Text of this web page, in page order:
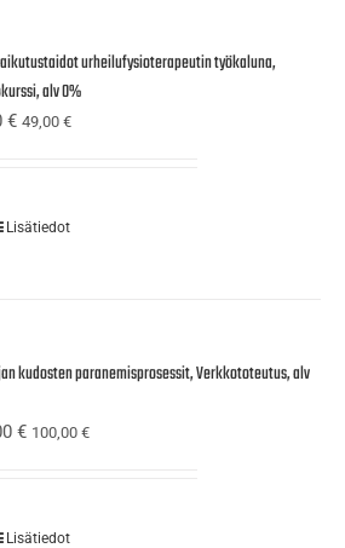
urheilufysioterapeutin työkaluna,
alv 0%
€ 49,00€
Lisätiedot
kudosten paranemisprosessit, Verkkototeutus, alv
€ 100,00€
Lisätiedot